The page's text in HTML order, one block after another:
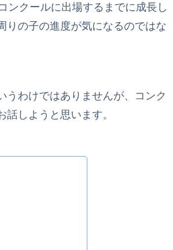
ンクールに出場するまでに成長し
りの子の進度が気になるのではな
うわけではありませんが、コンク
しようと思います。